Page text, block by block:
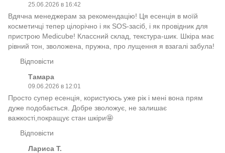
25.06.2026 в 16:42
Вдячна менеджерам за рекомендацію! Ця есенція в моїй
косметичці тепер цілорічно і як SOS-засіб, і як провідник для
пристрою Medicube! Классний склад, текстура-шик. Шкіра має
рівний тон, зволожена, пружна, про лущення я взагалі забула!
Відповісти
Тамара
09.06.2026 в 12:01
Просто супер есенція, користуюсь уже рік і мені вона прям
дуже подобається. Добре зволожує, не залишає
важкості,покращує стан шкіри🤩
Відповісти
Лариса Т.